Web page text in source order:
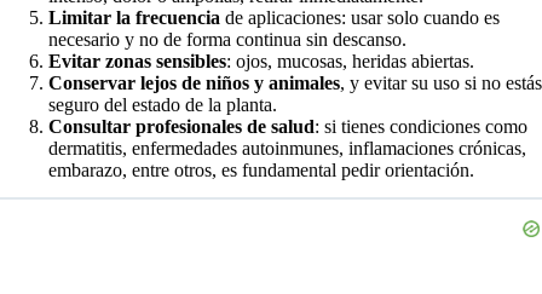
Limitar la frecuencia de aplicaciones: usar solo cuando es
necesario y no de forma continua sin descanso.
Evitar zonas sensibles: ojos, mucosas, heridas abiertas.
Conservar lejos de niños y animales, y evitar su uso si no estás
seguro del estado de la planta.
Consultar profesionales de salud: si tienes condiciones como
dermatitis, enfermedades autoinmunes, inflamaciones crónicas,
embarazo, entre otros, es fundamental pedir orientación.